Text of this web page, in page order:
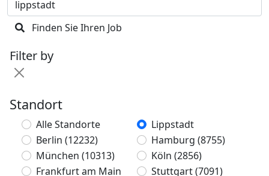
Finden Sie Ihren Job
Filter by
Standort
Alle Standorte
Lippstadt
Berlin (12232) Hamburg (8755)
München (10313) Köln (2856)
Frankfurt am Main
Stuttgart(7091)